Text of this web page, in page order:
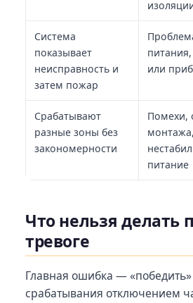
Система
показывает
неисправность и
затем пожар
или
Срабатывают
разные зоны без
закономерности
Помехи,
монтажа,
питание
Что нельзя делать
тревоге
Главная ошибка —
срабатывания отключением